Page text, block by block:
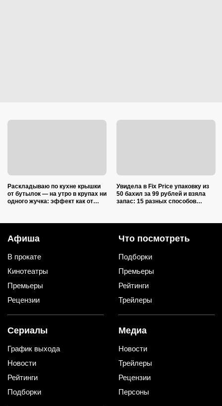
Раскладываю по кухне крышки
от бутылок — на утро в крупах ни
одного жучка: эффект как от
Увидела в Fix Price упаковку из
50 бахил за 99 рублей и взяла
запас: 15 разных способов
Афиша
В прокате
Кинотеатры
Премьеры
Рецензии
Что посмотреть
Подборки
Премьеры
Рейтинги
Трейлеры
Сериалы
График выхода
Новости
Рейтинги
Подборки
Медиа
Новости
Трейлеры
Рецензии
Персоны